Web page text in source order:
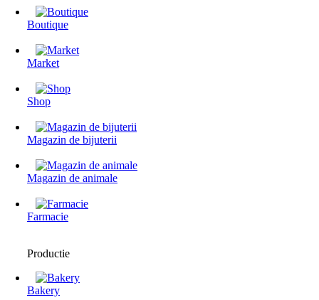
Boutique
Market
Shop
Magazin de bijuterii
Magazin de animale
Farmacie
Productie
Bakery